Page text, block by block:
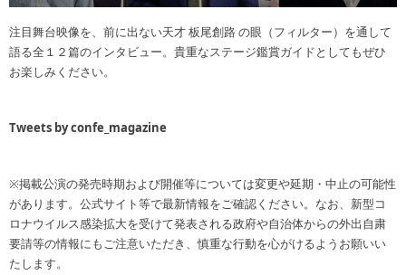
注目舞台映像を、前に出ない天才 板尾創路 の眼（フィルター）を通して
語る全１２篇のインタビュー。貴重なステージ鑑賞ガイドとしてもぜひ
お楽しみください。
Tweets by confe_magazine
※掲載公演の発売時期および開催等については変更や延期・中止の可能性
があります。公式サイト等で最新情報をご確認ください。なお、新型コ
ロナウイルス感染拡大を受けて発表される政府や自治体からの外出自粛
要請等の情報にもご注意いただき、慎重な行動を心がけるようお願いい
たします。